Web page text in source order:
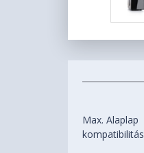
Max. Alaplap
kompatibilitás